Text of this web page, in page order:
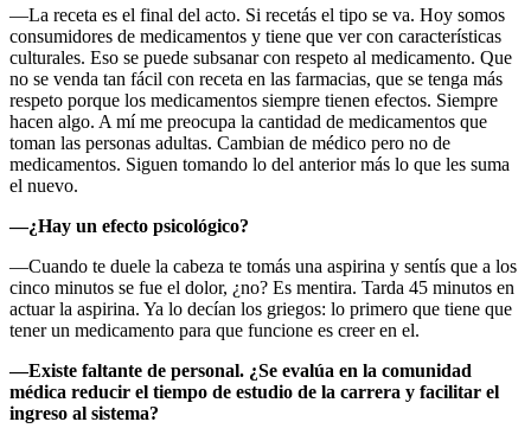
—La receta es el final del acto. Si recetás el tipo se va. Hoy somos
consumidores de medicamentos y tiene que ver con características
culturales. Eso se puede subsanar con respeto al medicamento. Que
no se venda tan fácil con receta en las farmacias, que se tenga más
respeto porque los medicamentos siempre tienen efectos. Siempre
hacen algo. A mí me preocupa la cantidad de medicamentos que
toman las personas adultas. Cambian de médico pero no de
medicamentos. Siguen tomando lo del anterior más lo que les suma
el nuevo.
—¿Hay un efecto psicológico?
—Cuando te duele la cabeza te tomás una aspirina y sentís que a los
cinco minutos se fue el dolor, ¿no? Es mentira. Tarda 45 minutos en
actuar la aspirina. Ya lo decían los griegos: lo primero que tiene que
tener un medicamento para que funcione es creer en el.
—Existe faltante de personal. ¿Se evalúa en la comunidad
médica reducir el tiempo de estudio de la carrera y facilitar el
ingreso al sistema?